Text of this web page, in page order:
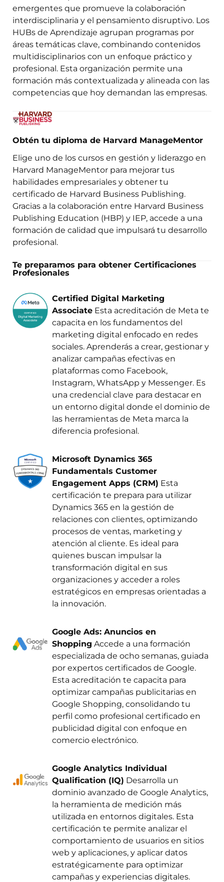
emergentes que promueve la colaboración
interdisciplinaria y el pensamiento disruptivo. Los
HUBs de Aprendizaje agrupan programas por
áreas temáticas clave, combinando contenidos
multidisciplinarios con un enfoque práctico y
profesional. Esta organización permite una
formación más contextualizada y alineada con las
competencias que hoy demandan las empresas.
Obtén tu diploma de Harvard ManageMentor
Elige uno de los cursos en gestión y liderazgo en
Harvard ManageMentor para mejorar tus
habilidades empresariales y obtener tu
certificado de Harvard Business Publishing.
Gracias a la colaboración entre Harvard Business
Publishing Education (HBP) y IEP, accede a una
formación de calidad que impulsará tu desarrollo
profesional.
Te preparamos para obtener Certificaciones
Profesionales
Certified Digital Marketing
Associate Esta acreditación de Meta te
capacita en los fundamentos del
marketing digital enfocado en redes
sociales. Aprenderás a crear, gestionar y
analizar campañas efectivas en
plataformas como Facebook,
Instagram, WhatsApp y Messenger. Es
una credencial clave para destacar en
un entorno digital donde el dominio de
las herramientas de Meta marca la
diferencia profesional.
Microsoft Dynamics 365
Fundamentals Customer
Engagement Apps (CRM) Esta
certificación te prepara para utilizar
Dynamics 365 en la gestión de
relaciones con clientes, optimizando
procesos de ventas, marketing y
atención al cliente. Es ideal para
quienes buscan impulsar la
transformación digital en sus
organizaciones y acceder a roles
estratégicos en empresas orientadas a
la innovación.
Google Ads: Anuncios en
Shopping Accede a una formación
especializada de ocho semanas, guiada
por expertos certificados de Google.
Esta acreditación te capacita para
optimizar campañas publicitarias en
Google Shopping, consolidando tu
perfil como profesional certificado en
publicidad digital con enfoque en
comercio electrónico.
Google Analytics Individual
Qualification (IQ) Desarrolla un
dominio avanzado de Google Analytics,
la herramienta de medición más
utilizada en entornos digitales. Esta
certificación te permite analizar el
comportamiento de usuarios en sitios
web y aplicaciones, y aplicar datos
estratégicamente para optimizar
campañas y experiencias digitales.